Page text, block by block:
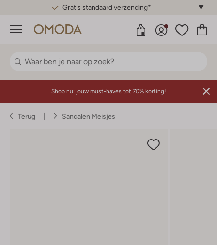
Gratis standaard verzending*
Menu
Shop nu: jouw must-haves tot 70% korting!
Terug Sandalen Meisjes